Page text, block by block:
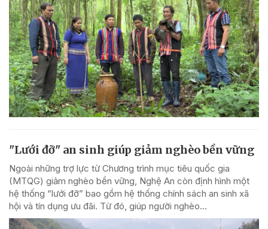
"Lưới đỡ" an sinh giúp giảm nghèo bền vững
Ngoài những trợ lực từ Chương trình mục tiêu quốc gia
(MTQG) giảm nghèo bền vững, Nghệ An còn định hình một
hệ thống “lưới đỡ” bao gồm hệ thống chính sách an sinh xã
hội và tín dụng ưu đãi. Từ đó, giúp người nghèo...